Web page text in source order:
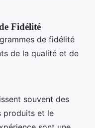
Fidélité
de fidélité
de la qualité et de
souvent des
produits et le